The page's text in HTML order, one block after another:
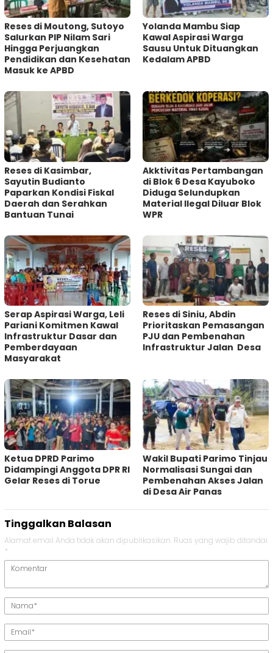
Reses di Moutong, Sutoyo
Salurkan PIP Nilam Sari
Hingga Perjuangkan
Pendidikan dan Kesehatan
Masuk ke APBD
Yolanda Mambu Siap
Kawal Aspirasi Warga
Sausu Untuk Dituangkan
Kedalam APBD
Reses di Kasimbar,
Sayutin Budianto
Paparkan Kondisi Fiskal
Daerah dan Serahkan
Bantuan Tunai
Akktivitas Pertambangan
di Blok 6 Desa Kayuboko
Diduga Selundupkan
Material Ilegal Diluar Blok
WPR
Serap Aspirasi Warga, Leli
Pariani Komitmen Kawal
Infrastruktur Dasar dan
Pemberdayaan
Masyarakat
Reses di Siniu, Abdin
Prioritaskan Pemasangan
PJU dan Pembenahan
Infrastruktur Jalan Desa
Ketua DPRD Parimo
Didampingi Anggota DPR RI
Gelar Reses di Torue
Wakil Bupati Parimo Tinjau
Normalisasi Sungai dan
Pembenahan Akses Jalan
di Desa Air Panas
Tinggalkan Balasan
Alamat email Anda tidak akan dipublikasikan. Ruas yang wajib ditandai
*